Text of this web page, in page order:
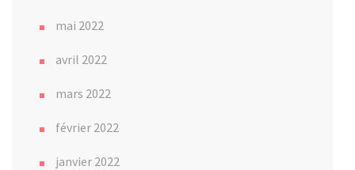
mai 2022
avril 2022
mars 2022
février 2022
janvier 2022